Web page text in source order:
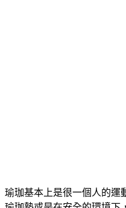
瑜珈基本上是很一個人的運